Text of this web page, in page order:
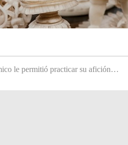
le permitió practicar su afición…